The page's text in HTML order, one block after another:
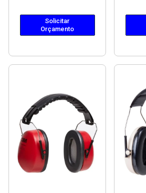
Solicitar
Orçamento